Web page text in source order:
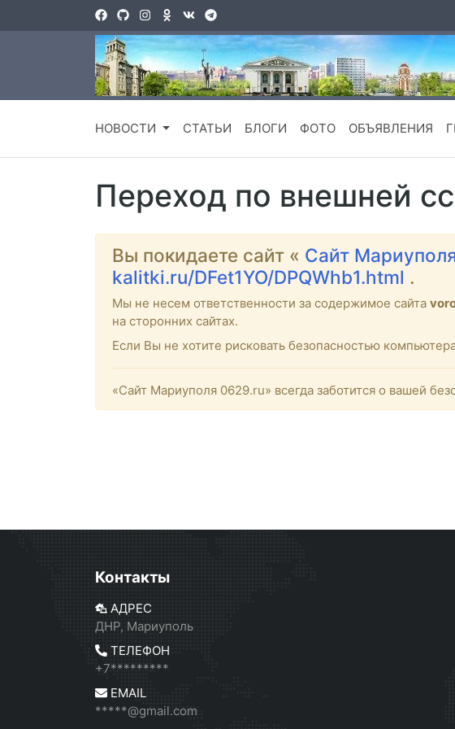
НОВОСТИ СТАТЬИ БЛОГИ ФОТО ОБЪЯВЛЕНИЯ
Переход по внешней
Вы покидаете сайт « Сайт
kalitki.ru/DFet1YO/DPQWhb1.html .
Мы не несем ответственности за содержимое сайта
на сторонних сайтах.
Если Вы не хотите рисковать безопасностью
«Сайт Мариуполя 0629.ru» всегда заботится о вашей
Контакты
АДРЕС
ДНР, Мариуполь
ТЕЛЕФОН
+7*********
EMAIL
*****@gmail.com